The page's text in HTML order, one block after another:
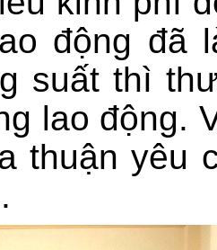
động đã
suất thì
lao động.
thuận yêu